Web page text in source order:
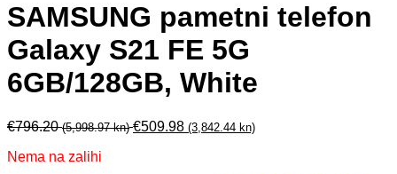
SAMSUNG pametni telefon
Galaxy S21 FE 5G
6GB/128GB, White
€796.20 (5,998.97 kn) €509.98 (3,842.44 kn)
Nema na zalihi